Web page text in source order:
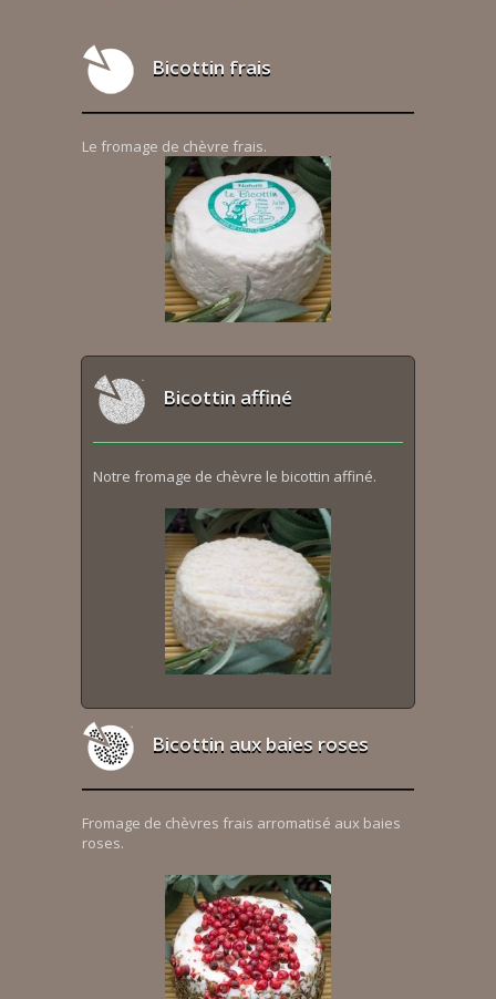
Bicottin frais
Le fromage de chèvre frais.
Bicottin affiné
Notre fromage de chèvre le bicottin affiné.
Bicottin aux baies roses
Fromage de chèvres frais arromatisé aux baies
roses.